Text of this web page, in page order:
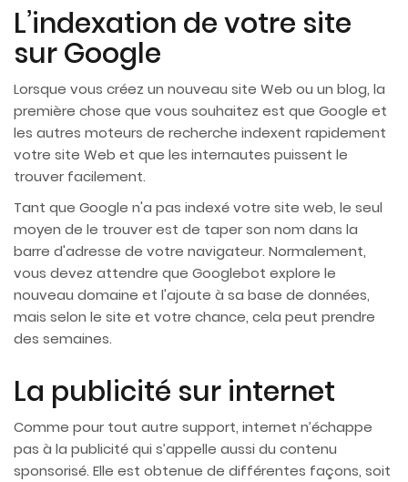
L’indexation de votre site
sur Google
Lorsque vous créez un nouveau site Web ou un blog, la
première chose que vous souhaitez est que Google et
les autres moteurs de recherche indexent rapidement
votre site Web et que les internautes puissent le
trouver facilement.
Tant que Google n'a pas indexé votre site web, le seul
moyen de le trouver est de taper son nom dans la
barre d'adresse de votre navigateur. Normalement,
vous devez attendre que Googlebot explore le
nouveau domaine et l'ajoute à sa base de données,
mais selon le site et votre chance, cela peut prendre
des semaines.
La publicité sur internet
Comme pour tout autre support, internet n’échappe
pas à la publicité qui s’appelle aussi du contenu
sponsorisé. Elle est obtenue de différentes façons, soit